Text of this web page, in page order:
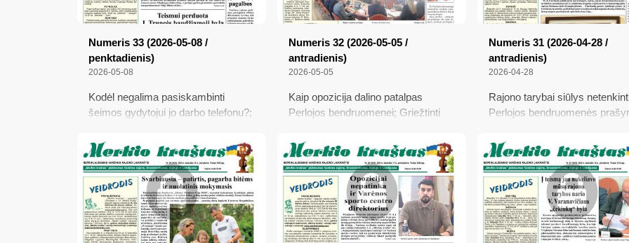
Numeris 33 (2026-05-08 /
penktadienis)
2026-05-08
Kodėl negalima pasiskambinti
šeimos gydytojui jo darbo telefonu?;
komandoje – ir M. Katelynas;
Teismui perduota J. Truncės
baudžiamoji byla; Ką kalba
savivaldybė apie Savanorių gatvę;
Pradėjo tyrimus dėl leidimų
plyniesiems miško kirtimams;
Policija prašo gyventojų pagalbos
Numeris 32 (2026-05-05 /
antradienis)
2026-05-05
Kaip opozicija dalino patalpas
Perlojos bendruomenei; Griežtinti
Saulevičius; Merkinė tampa
tarptautinės muzikos centru;
Čepkelių rezervate pastebėta
meška su dviem meškiukais
Numeris 31 (2026-04-28 /
antradienis)
2026-04-28
Rajono tarybai siūlys
Perlojos bendruomenės
– Adelę Čiurlionienę; Vilniuje
įvykusiame proteste
Varėnos vėliava; Savanorių
rekonstrukcija pernelyg